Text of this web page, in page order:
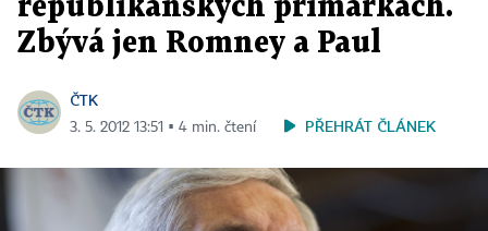
republikánských primárkách.
Zbývá jen Romney a Paul
ČTK
3. 5. 2012 13:51 ▪ 4 min. čtení PŘEHRÁT ČLÁNEK